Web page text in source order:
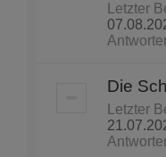
Letzter
Die
Letzter